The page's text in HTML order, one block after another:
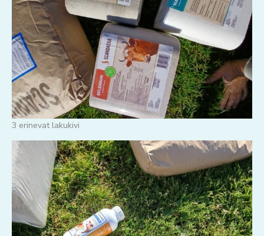
3 erinevat lakukivi